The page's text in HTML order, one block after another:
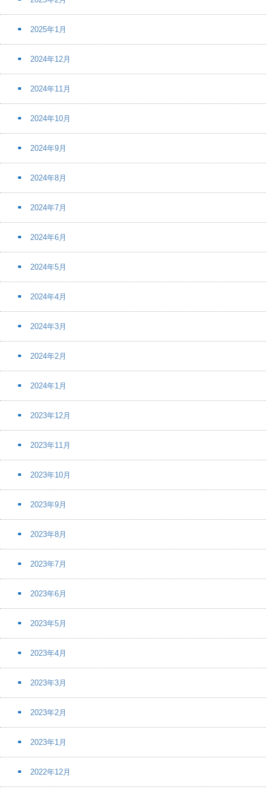
2025年1月
2024年12月
2024年11月
2024年10月
2024年9月
2024年8月
2024年7月
2024年6月
2024年5月
2024年4月
2024年3月
2024年2月
2024年1月
2023年12月
2023年11月
2023年10月
2023年9月
2023年8月
2023年7月
2023年6月
2023年5月
2023年4月
2023年3月
2023年2月
2023年1月
2022年12月